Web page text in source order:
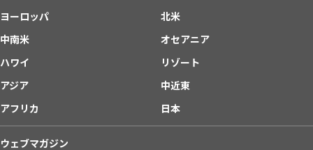
ヨーロッパ
北米
中南米
オセアニア
ハワイ
リゾート
アジア
中近東
アフリカ
日本
ウェブマガジン